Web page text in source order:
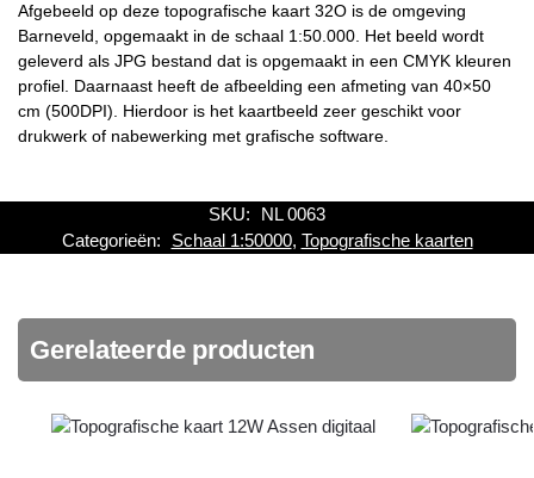
Afgebeeld op deze topografische kaart 32O is de omgeving
Barneveld, opgemaakt in de schaal 1:50.000. Het beeld wordt
geleverd als JPG bestand dat is opgemaakt in een CMYK kleuren
profiel. Daarnaast heeft de afbeelding een afmeting van 40×50
cm (500DPI). Hierdoor is het kaartbeeld zeer geschikt voor
drukwerk of nabewerking met grafische software.
SKU:
NL 0063
Categorieën:
Schaal 1:50000, Topografische kaarten
Gerelateerde producten